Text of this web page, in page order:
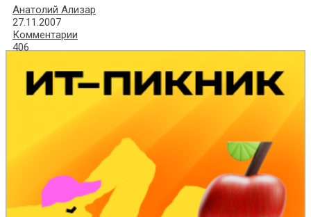
Анатолий Ализар
27.11.2007
Комментарии
406